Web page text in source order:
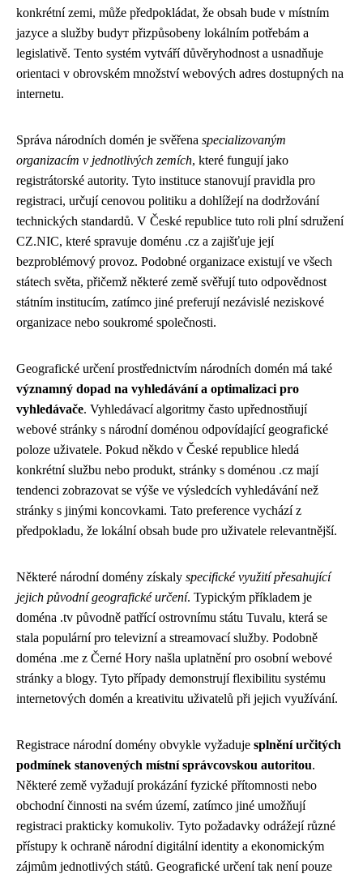
konkrétní zemi, může předpokládat, že obsah bude v místním
jazyce a služby budут přizpůsobeny lokálním potřebám a
legislativě. Tento systém vytváří důvěryhodnost a usnadňuje
orientaci v obrovském množství webových adres dostupných na
internetu.
Správa národních domén je svěřena specializovaným
organizacím v jednotlivých zemích, které fungují jako
registrátorské autority. Tyto instituce stanovují pravidla pro
registraci, určují cenovou politiku a dohlížejí na dodržování
technických standardů. V České republice tuto roli plní sdružení
CZ.NIC, které spravuje doménu .cz a zajišťuje její
bezproblémový provoz. Podobné organizace existují ve všech
státech světa, přičemž některé země svěřují tuto odpovědnost
státním institucím, zatímco jiné preferují nezávislé neziskové
organizace nebo soukromé společnosti.
Geografické určení prostřednictvím národních domén má také
významný dopad na vyhledávání a optimalizaci pro
vyhledávače. Vyhledávací algoritmy často upřednostňují
webové stránky s národní doménou odpovídající geografické
poloze uživatele. Pokud někdo v České republice hledá
konkrétní službu nebo produkt, stránky s doménou .cz mají
tendenci zobrazovat se výše ve výsledcích vyhledávání než
stránky s jinými koncovkami. Tato preference vychází z
předpokladu, že lokální obsah bude pro uživatele relevantnější.
Některé národní domény získaly specifické využití přesahující
jejich původní geografické určení. Typickým příkladem je
doména .tv původně patřící ostrovnímu státu Tuvalu, která se
stala populární pro televizní a streamovací služby. Podobně
doména .me z Černé Hory našla uplatnění pro osobní webové
stránky a blogy. Tyto případy demonstrují flexibilitu systému
internetových domén a kreativitu uživatelů při jejich využívání.
Registrace národní domény obvykle vyžaduje splnění určitých
podmínek stanovených místní správcovskou autoritou.
Některé země vyžadují prokázání fyzické přítomnosti nebo
obchodní činnosti na svém území, zatímco jiné umožňují
registraci prakticky komukoliv. Tyto požadavky odrážejí různé
přístupy k ochraně národní digitální identity a ekonomickým
zájmům jednotlivých států. Geografické určení tak není pouze